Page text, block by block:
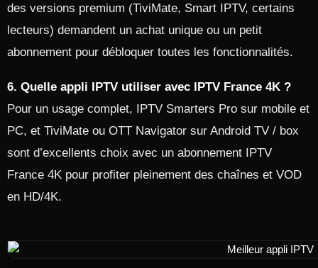
des versions premium (TiviMate, Smart IPTV, certains
lecteurs) demandent un achat unique ou un petit
abonnement pour débloquer toutes les fonctionnalités.​
6. Quelle appli IPTV utiliser avec IPTV France 4K ?
Pour un usage complet, IPTV Smarters Pro sur mobile et
PC, et TiviMate ou OTT Navigator sur Android TV / box
sont d’excellents choix avec un abonnement IPTV
France 4K pour profiter pleinement des chaînes et VOD
en HD/4K.